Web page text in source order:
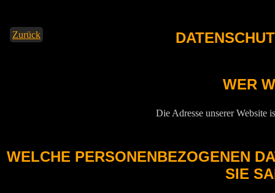
Zurück
WER
Die Adresse unserer Website
WELCHE PERSONENBEZOGENEN
SIE